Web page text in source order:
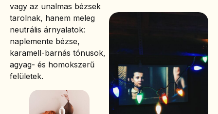
vagy az unalmas bézsek
tarolnak, hanem meleg
neutrális árnyalatok:
naplemente bézse,
karamell-barnás tónusok,
agyag- és homokszerű
felületek.